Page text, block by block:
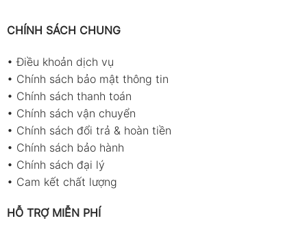
CHÍNH SÁCH CHUNG
•Điều khoản dịch vụ
• Chính sách bảo mật thông tin
• Chính sách thanh toán
• Chính sách vận chuyển
• Chính sách đổi trả & hoàn tiền
• Chính sách bảo hành
• Chính sách đại lý
• Cam kết chất lượng
HỖ TRỢ MIỄN PHÍ